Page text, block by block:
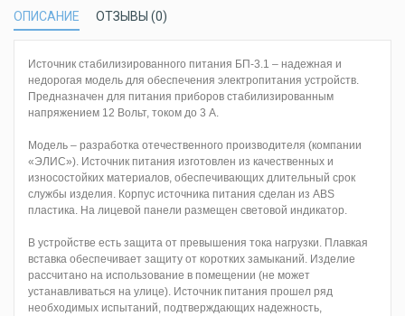
ОПИСАНИЕ ОТЗЫВЫ (0)
Источник стабилизированного питания БП-3.1 – надежная и
недорогая модель для обеспечения электропитания устройств.
Предназначен для питания приборов стабилизированным
напряжением 12 Вольт, током до 3 А.
Модель – разработка отечественного производителя (компании
«ЭЛИС»). Источник питания изготовлен из качественных и
износостойких материалов, обеспечивающих длительный срок
службы изделия. Корпус источника питания сделан из ABS
пластика. На лицевой панели размещен световой индикатор.
В устройстве есть защита от превышения тока нагрузки. Плавкая
вставка обеспечивает защиту от коротких замыканий. Изделие
рассчитано на использование в помещении (не может
устанавливаться на улице). Источник питания прошел ряд
необходимых испытаний, подтверждающих надежность,